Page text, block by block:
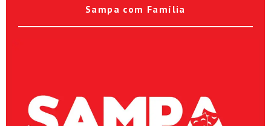
Sampa com Família